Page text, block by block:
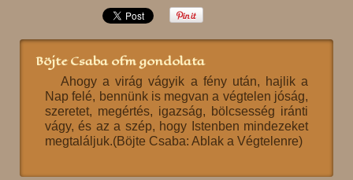
Böjte Csaba ofm gondolata
Ahogy a virág vágyik a fény után, hajlik a
Nap felé, bennünk is megvan a végtelen jóság,
szeretet, megértés, igazság, bölcsesség iránti
vágy, és az a szép, hogy Istenben mindezeket
megtaláljuk.(Böjte Csaba: Ablak a Végtelenre)